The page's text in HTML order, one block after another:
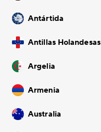
Antártida
Antillas Holandesas
Argelia
Armenia
Australia